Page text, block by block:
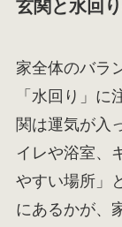
玄関と水回
家全体のバラ
「水回り」
関は運気が入
イレや浴室、
やすい場所」
にあるかが、